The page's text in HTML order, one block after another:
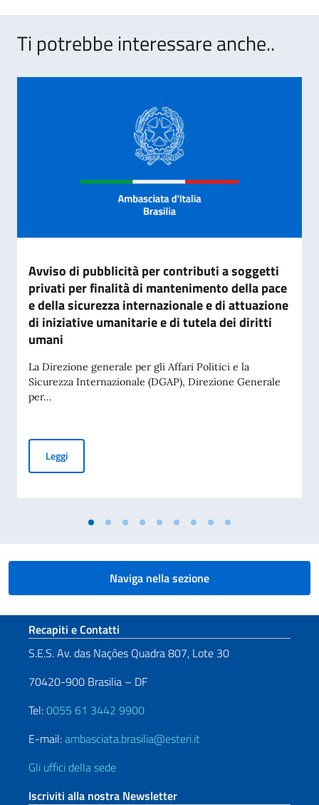
Ti potrebbe interessare anche..
Avviso di pubblicità per contributi a soggetti
privati per finalità di mantenimento della pace
e della sicurezza internazionale e di attuazione
di iniziative umanitarie e di tutela dei diritti
umani
La Direzione generale per gli Affari Politici e la
Sicurezza Internazionale (DGAP), Direzione Generale
per...
LeggiAvviso di pubblicità per contributi a soggetti privati per
Naviga nella sezione
Sezione footer
Recapiti e Contatti
S.E.S. Av. das Nações Quadra 807, Lote 30
70420-900 Brasilia – DF
Tel:0055 61 3442 9900
E-mail:ambasciata.brasilia@esteri.it
Gli uffici della sede
Iscriviti alla nostra Newsletter